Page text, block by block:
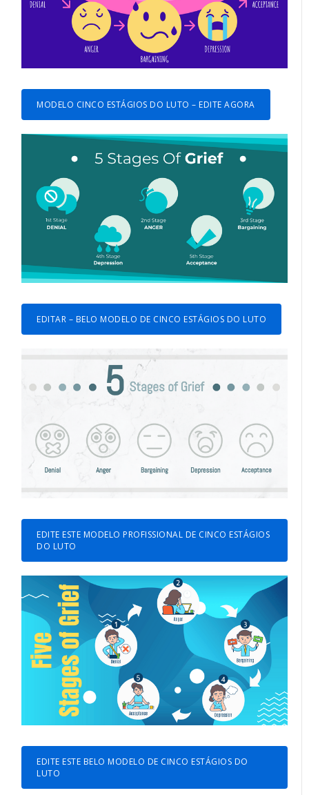
MODELO CINCO ESTÁGIOS DO LUTO – EDITE AGORA
EDITAR – BELO MODELO DE CINCO ESTÁGIOS DO LUTO
EDITE ESTE MODELO PROFISSIONAL DE CINCO ESTÁGIOS
DO LUTO
EDITE ESTE BELO MODELO DE CINCO ESTÁGIOS DO
LUTO